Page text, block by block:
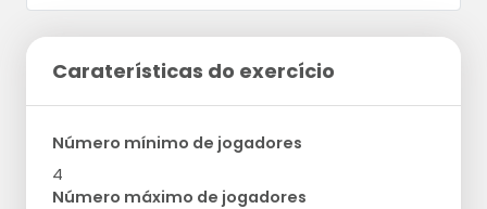
Caraterísticas do exercício
Número mínimo de jogadores
4
Número máximo de jogadores